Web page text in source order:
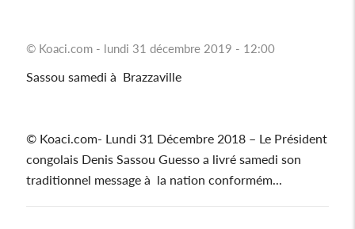
© Koaci.com - lundi 31 décembre 2019 - 12:00
Sassou samedi à Brazzaville
© Koaci.com- Lundi 31 Décembre 2018 – Le Président
congolais Denis Sassou Guesso a livré samedi son
traditionnel message à la nation conformém...